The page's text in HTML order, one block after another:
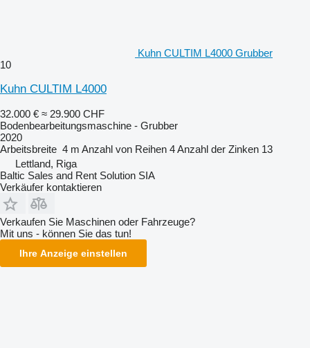
Kuhn CULTIM L4000 Grubber
10
Kuhn CULTIM L4000
32.000 € ≈ 29.900 CHF
Bodenbearbeitungsmaschine - Grubber
2020
Arbeitsbreite 4 m Anzahl von Reihen 4Anzahl der Zinken 13
Lettland, Riga
Baltic Sales and Rent Solution SIA
Verkäufer kontaktieren
Verkaufen Sie Maschinen oder Fahrzeuge?
Mit uns - können Sie das tun!
Ihre Anzeige einstellen